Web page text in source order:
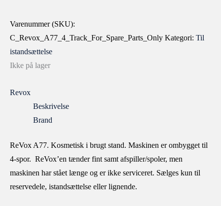
Varenummer (SKU):
C_Revox_A77_4_Track_For_Spare_Parts_Only Kategori: Til
istandsættelse
Ikke på lager
Revox
Beskrivelse
Brand
ReVox A77. Kosmetisk i brugt stand. Maskinen er ombygget til
4-spor. ReVox’en tænder fint samt afspiller/spoler, men
maskinen har stået længe og er ikke serviceret. Sælges kun til
reservedele, istandsættelse eller lignende.